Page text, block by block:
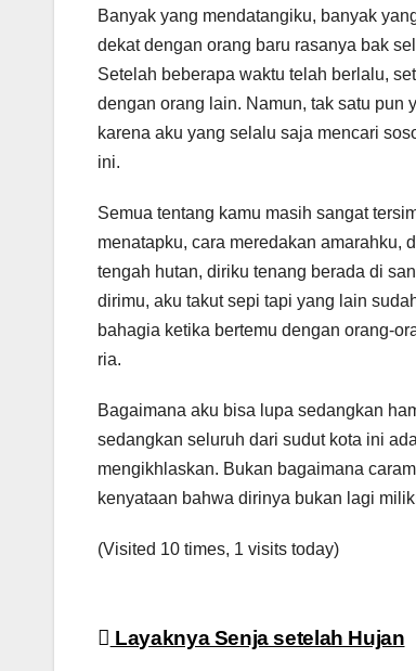
Banyak yang mendatangiku, banyak
dekat dengan orang baru rasanya bak
Setelah beberapa waktu telah berlalu,
dengan orang lain. Namun, tak satu pun
karena aku yang selalu saja mencari
ini.
Semua tentang kamu masih sangat
menatapku, cara meredakan amarahku,
tengah hutan, diriku tenang berada di
dirimu, aku takut sepi tapi yang lain
bahagia ketika bertemu dengan orang-
ria.
Bagaimana aku bisa lupa sedangkan
sedangkan seluruh dari sudut kota ini
mengikhlaskan. Bukan bagaimana
kenyataan bahwa dirinya bukan lagi
(Visited 10 times, 1 visits today)
Navigasi
Layaknya Senja setelah Hujan